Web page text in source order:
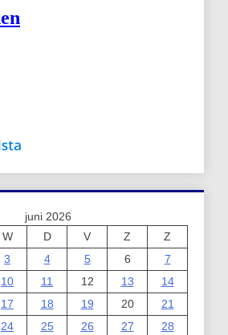
juni 2026
W D V Z
Z
3 4 5 6
7
10 11 12 13
14
17 18 19 20
21
24 25 26 27
28